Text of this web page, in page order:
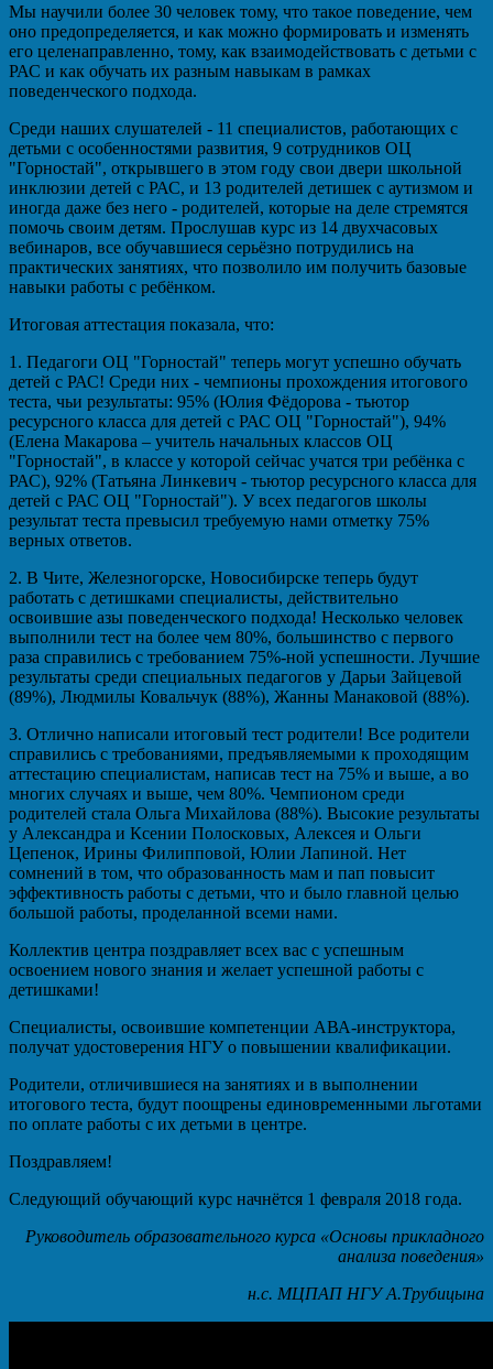
Мы научили более 30 человек тому, что такое поведение, чем
оно предопределяется, и как можно формировать и изменять
его целенаправленно, тому, как взаимодействовать с детьми с
РАС и как обучать их разным навыкам в рамках
поведенческого подхода.
Среди наших слушателей - 11 специалистов, работающих с
детьми с особенностями развития, 9 сотрудников ОЦ
"Горностай", открывшего в этом году свои двери школьной
инклюзии детей с РАС, и 13 родителей детишек с аутизмом и
иногда даже без него - родителей, которые на деле стремятся
помочь своим детям. Прослушав курс из 14 двухчасовых
вебинаров, все обучавшиеся серьёзно потрудились на
практических занятиях, что позволило им получить базовые
навыки работы с ребёнком.
Итоговая аттестация показала, что:
1. Педагоги ОЦ "Горностай" теперь могут успешно обучать
детей с РАС! Среди них - чемпионы прохождения итогового
теста, чьи результаты: 95% (Юлия Фёдорова - тьютор
ресурсного класса для детей с РАС ОЦ "Горностай"), 94%
(Елена Макарова – учитель начальных классов ОЦ
"Горностай", в классе у которой сейчас учатся три ребёнка с
РАС), 92% (Татьяна Линкевич - тьютор ресурсного класса для
детей с РАС ОЦ "Горностай"). У всех педагогов школы
результат теста превысил требуемую нами отметку 75%
верных ответов.
2. В Чите, Железногорске, Новосибирске теперь будут
работать с детишками специалисты, действительно
освоившие азы поведенческого подхода! Несколько человек
выполнили тест на более чем 80%, большинство с первого
раза справились с требованием 75%-ной успешности. Лучшие
результаты среди специальных педагогов у Дарьи Зайцевой
(89%), Людмилы Ковальчук (88%), Жанны Манаковой (88%).
3. Отлично написали итоговый тест родители! Все родители
справились с требованиями, предъявляемыми к проходящим
аттестацию специалистам, написав тест на 75% и выше, а во
многих случаях и выше, чем 80%. Чемпионом среди
родителей стала Ольга Михайлова (88%). Высокие результаты
у Александра и Ксении Полосковых, Алексея и Ольги
Цепенок, Ирины Филипповой, Юлии Лапиной. Нет
сомнений в том, что образованность мам и пап повысит
эффективность работы с детьми, что и было главной целью
большой работы, проделанной всеми нами.
Коллектив центра поздравляет всех вас с успешным
освоением нового знания и желает успешной работы с
детишками!
Специалисты, освоившие компетенции АВА-инструктора,
получат удостоверения НГУ о повышении квалификации.
Родители, отличившиеся на занятиях и в выполнении
итогового теста, будут поощрены единовременными льготами
по оплате работы с их детьми в центре.
Поздравляем!
Следующий обучающий курс начнётся 1 февраля 2018 года.
Руководитель образовательного курса «Основы прикладного
анализа поведения»
н.с. МЦПАП НГУ А.Трубицына